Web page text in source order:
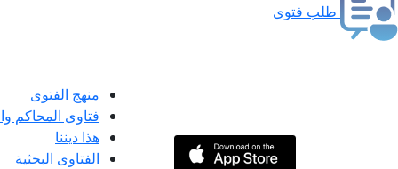
طلب فتوى
منهج الفتوى
فتاوى المحاكم
هذا ديننا
الفتاوى البحثية